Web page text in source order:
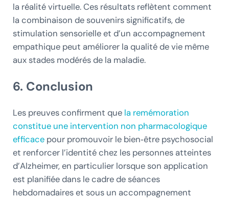
la réalité virtuelle. Ces résultats reflètent comment
la combinaison de souvenirs significatifs, de
stimulation sensorielle et d’un accompagnement
empathique peut améliorer la qualité de vie même
aux stades modérés de la maladie.
6. Conclusion
Les preuves confirment que la remémoration
constitue une intervention non pharmacologique
efficacepour promouvoir le bien‑être psychosocial
et renforcer l’identité chez les personnes atteintes
d’Alzheimer, en particulier lorsque son application
est planifiée dans le cadre de séances
hebdomadaires et sous un accompagnement